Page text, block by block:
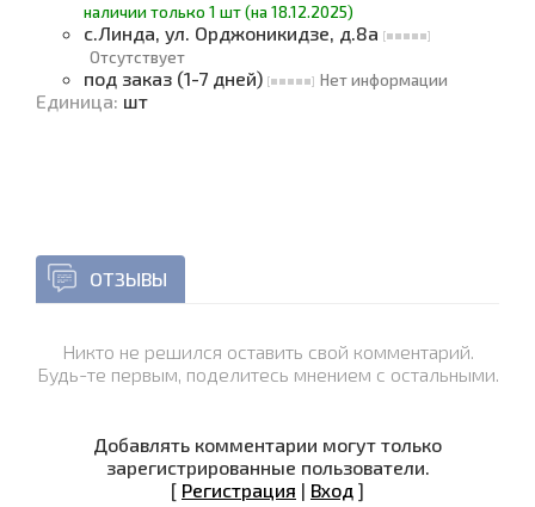
наличии только 1 шт (на 18.12.2025)
с.Линда, ул. Орджоникидзе, д.8а
Отсутствует
под заказ (1-7 дней) Нет информации
Единица: шт
ОТЗЫВЫ
Никто не решился оставить свой комментарий.
Будь-те первым, поделитесь мнением с остальными.
Добавлять комментарии могут только
зарегистрированные пользователи.
[ Регистрация | Вход ]